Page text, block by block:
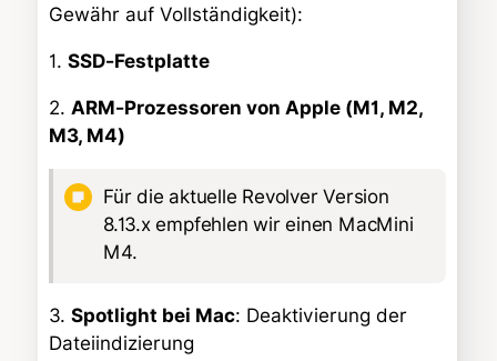
Gewähr auf Vollständigkeit):
1. SSD-Festplatte
2. ARM-Prozessoren von Apple (M1, M2,
M3, M4)
Für die aktuelle Revolver Version
8.13.x empfehlen wir einen MacMini
M4.
3. Spotlight bei Mac: Deaktivierung der
Dateiindizierung